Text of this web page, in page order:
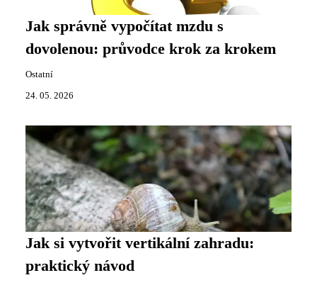
Jak správně vypočítat mzdu s
dovolenou: průvodce krok za krokem
Ostatní
24. 05. 2026
Jak si vytvořit vertikální zahradu:
praktický návod